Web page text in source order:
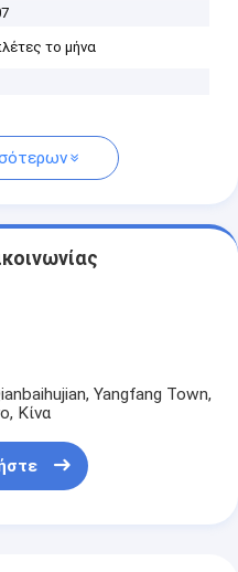
το μήνα
Yangfang Town,
Κίνα